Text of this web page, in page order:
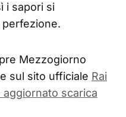
i sapori si
perfezione.
Mezzogiorno
sul sito ufficiale Rai
scarica